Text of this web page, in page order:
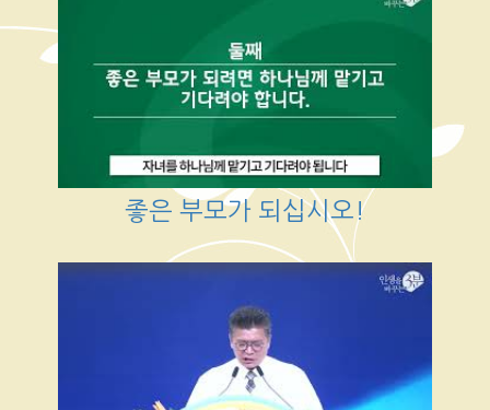
좋은 부모가 되십시오!